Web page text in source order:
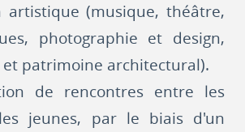
artistique (musique, théâtre,
photographie et design,
patrimoine architectural).
de rencontres entre les
jeunes, par le biais d'un